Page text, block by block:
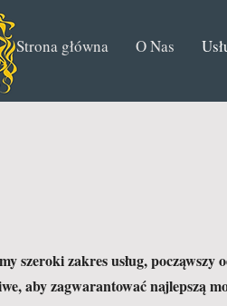
Strona główna O Nas
szeroki zakres usług,
aby zagwarantować najlepszą